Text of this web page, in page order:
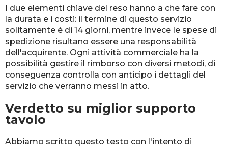
I due elementi chiave del reso hanno a che fare con
la durata e i costi: il termine di questo servizio
solitamente è di 14 giorni, mentre invece le spese di
spedizione risultano essere una responsabilità
dell'acquirente. Ogni attività commerciale ha la
possibilità gestire il rimborso con diversi metodi, di
conseguenza controlla con anticipo i dettagli del
servizio che verranno messi in atto.
Verdetto su miglior supporto
tavolo
Abbiamo scritto questo testo con l'intento di